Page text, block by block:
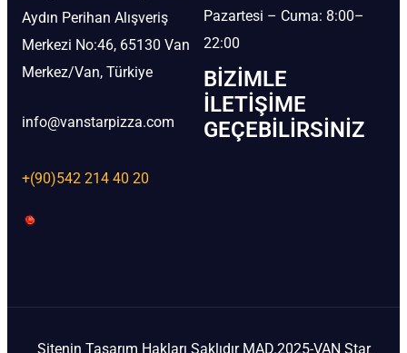
Aydın Perihan Alışveriş
Merkezi No:46, 65130 Van
Merkez/Van, Türkiye
info@vanstarpizza.com
+(90)542 214 40 20
Pazartesi – Cuma: 8:00–
22:00
BIZIMLE
İLETIŞIME
GEÇEBILIRSINIZ
Sitenin Tasarım Hakları Saklıdır MAD.2025-VAN Star